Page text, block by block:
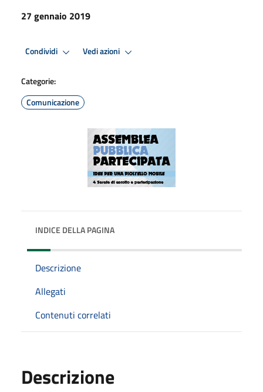
27 gennaio 2019
Condividi Vedi azioni
Categorie:
Comunicazione
INDICE DELLA PAGINA
Descrizione
Allegati
Contenuti correlati
Descrizione